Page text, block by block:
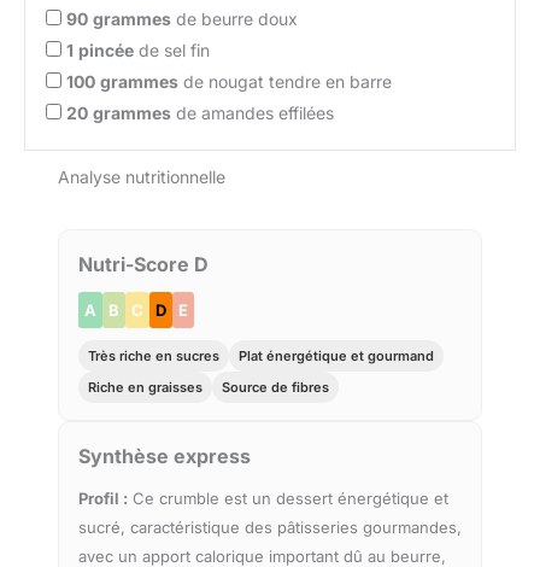
90 grammes de beurre doux
1 pincée de sel fin
100 grammes de nougat tendre en barre
20 grammes de amandes effilées
Analyse nutritionnelle
Nutri-Score D
A B C D E
Très riche en sucres
Plat énergétique et gourmand
Riche en graisses
Source de fibres
Synthèse express
Profil : Ce crumble est un dessert énergétique et
sucré, caractéristique des pâtisseries gourmandes,
avec un apport calorique important dû au beurre,